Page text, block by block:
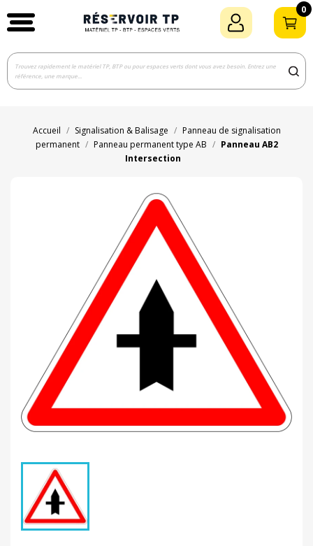
0
Accueil Signalisation & Balisage
Panneau de signalisation
permanent
Panneau permanent type AB
Panneau AB2
Intersection